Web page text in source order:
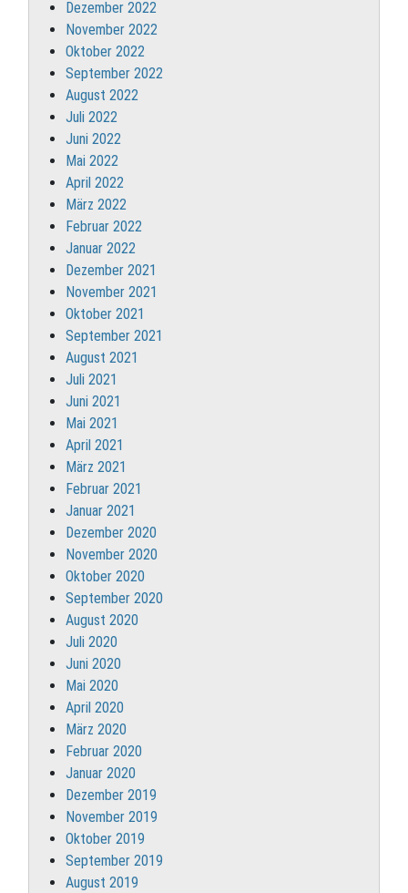
Dezember 2022
November 2022
Oktober 2022
September 2022
August 2022
Juli 2022
Juni 2022
Mai 2022
April 2022
März 2022
Februar 2022
Januar 2022
Dezember 2021
November 2021
Oktober 2021
September 2021
August 2021
Juli 2021
Juni 2021
Mai 2021
April 2021
März 2021
Februar 2021
Januar 2021
Dezember 2020
November 2020
Oktober 2020
September 2020
August 2020
Juli 2020
Juni 2020
Mai 2020
April 2020
März 2020
Februar 2020
Januar 2020
Dezember 2019
November 2019
Oktober 2019
September 2019
August 2019